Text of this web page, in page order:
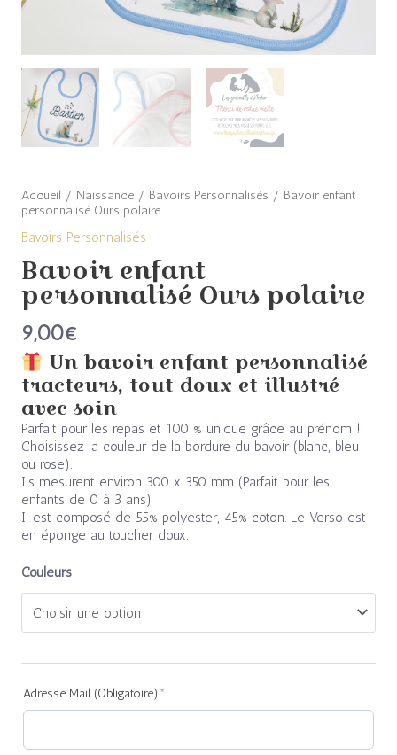
Accueil / Naissance/ Bavoirs Personnalisés / Bavoir enfant
personnalisé Ours polaire
Bavoirs Personnalisés
Bavoir enfant
personnalisé Ours polaire
9,00€
Un bavoir enfant personnalisé
tracteurs, tout doux et illustré
avec soin
Parfait pour les repas et 100 % unique grâce au prénom !
Choisissez la couleur de la bordure du bavoir (blanc, bleu
ou rose).
Ils mesurent environ 300 x 350 mm (Parfait pour les
enfants de 0 à 3 ans)
Il est composé de 55% polyester, 45% coton. Le Verso est
en éponge au toucher doux.
Couleurs
Adresse Mail (Obligatoire) *
(required)